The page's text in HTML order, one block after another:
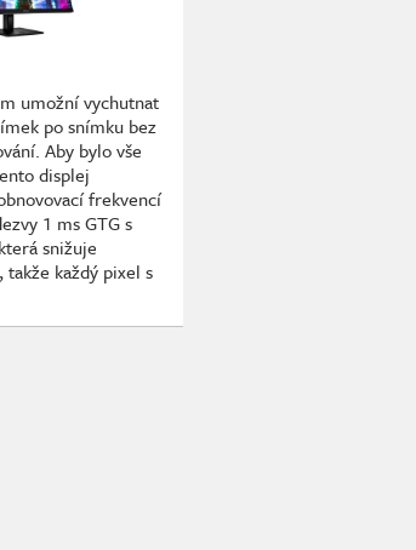
umožní vychutnat
po snímku bez
Aby bylo vše
displej
frekvencí
1 ms GTG s
snižuje
každý pixel s